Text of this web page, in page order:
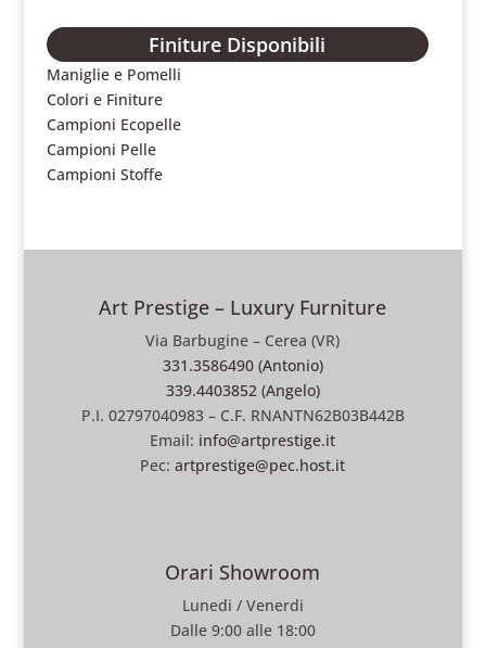
Finiture Disponibili
Maniglie e Pomelli
Colori e Finiture
Campioni Ecopelle
Campioni Pelle
Campioni Stoffe
Art Prestige – Luxury Furniture
Via Barbugine – Cerea (VR)
331.3586490 (Antonio)
339.4403852 (Angelo)
P.I. 02797040983 – C.F. RNANTN62B03B442B
Email: info@artprestige.it
Pec:artprestige@pec.host.it
Orari Showroom
Lunedi / Venerdi
Dalle 9:00 alle 18:00